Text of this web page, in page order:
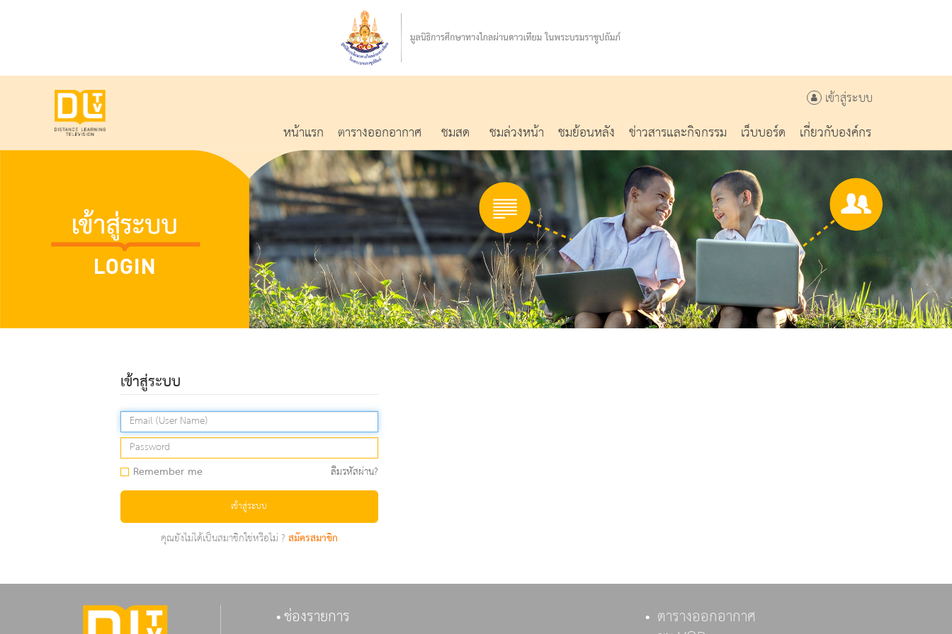
เข้าสู่ระบบ
หน้าแรก ตารางออกอากาศ ชมสด ชมล่วงหน้า ชมย้อนหลัง ข่าวสารและกิจกรรม เว็บบอร์ด เกี่ยวกับองค์กร
เข้าสู่ระบบ
Remember me ลืมรหัสผ่าน?
เข้าสู่ระบบ
คุณยังไม่ได้เป็นสมาชิกใช่หรือไม่ ?สมัครสมาชิก
ช่องรายการ ตารางออกอากาศ